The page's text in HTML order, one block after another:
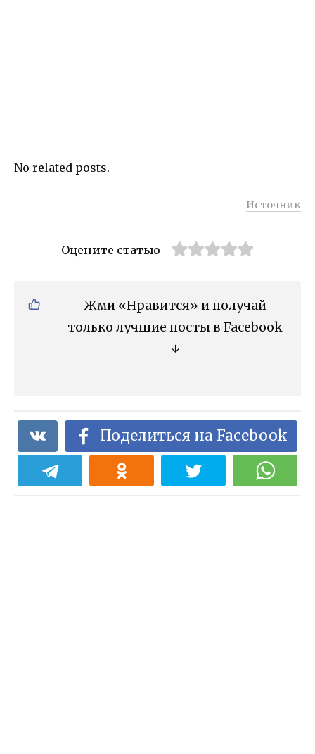
No related posts.
Источник
Оцените статью
Жми «Нравится» и получай
только лучшие посты в Facebook
↓
Поделиться на Facebook